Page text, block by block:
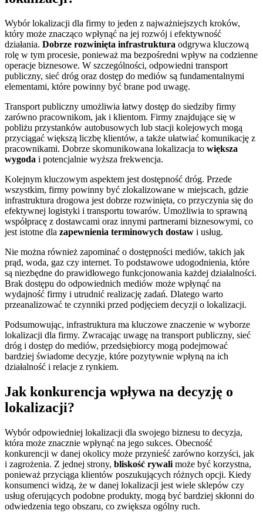
Wybór lokalizacji dla firmy to jeden z najważniejszych kroków,
który może znacząco wpłynąć na jej rozwój i efektywność
działania. Dobrze rozwinięta infrastruktura odgrywa kluczową
rolę w tym procesie, ponieważ ma bezpośredni wpływ na codzienne
operacje biznesowe. W szczególności, odpowiedni transport
publiczny, sieć dróg oraz dostęp do mediów są fundamentalnymi
elementami, które powinny być brane pod uwagę.
Transport publiczny umożliwia łatwy dostęp do siedziby firmy
zarówno pracownikom, jak i klientom. Firmy znajdujące się w
pobliżu przystanków autobusowych lub stacji kolejowych mogą
przyciągać większą liczbę klientów, a także ułatwiać komunikację z
pracownikami. Dobrze skomunikowana lokalizacja to większa
wygoda i potencjalnie wyższa frekwencja.
Kolejnym kluczowym aspektem jest dostępność dróg. Przede
wszystkim, firmy powinny być zlokalizowane w miejscach, gdzie
infrastruktura drogowa jest dobrze rozwinięta, co przyczynia się do
efektywnej logistyki i transportu towarów. Umożliwia to sprawną
współpracę z dostawcami oraz innymi partnerami biznesowymi, co
jest istotne dla zapewnienia terminowych dostaw i usług.
Nie można również zapominać o dostępności mediów, takich jak
prąd, woda, gaz czy internet. To podstawowe udogodnienia, które
są niezbędne do prawidłowego funkcjonowania każdej działalności.
Brak dostępu do odpowiednich mediów może wpłynąć na
wydajność firmy i utrudnić realizację zadań. Dlatego warto
przeanalizować te czynniki przed podjęciem decyzji o lokalizacji.
Podsumowując, infrastruktura ma kluczowe znaczenie w wyborze
lokalizacji dla firmy. Zwracając uwagę na transport publiczny, sieć
dróg i dostęp do mediów, przedsiębiorcy mogą podejmować
bardziej świadome decyzje, które pozytywnie wpłyną na ich
działalność i relacje z rynkiem.
Jak konkurencja wpływa na decyzję o
lokalizacji?
Wybór odpowiedniej lokalizacji dla swojego biznesu to decyzja,
która może znacznie wpłynąć na jego sukces. Obecność
konkurencji w danej okolicy może przynieść zarówno korzyści, jak
i zagrożenia. Z jednej strony, bliskość rywali może być korzystna,
ponieważ przyciąga klientów poszukujących różnych opcji. Kiedy
konsumenci widzą, że w danej lokalizacji jest wiele sklepów czy
usług oferujących podobne produkty, mogą być bardziej skłonni do
odwiedzenia tego obszaru, co zwiększa ogólny ruch.